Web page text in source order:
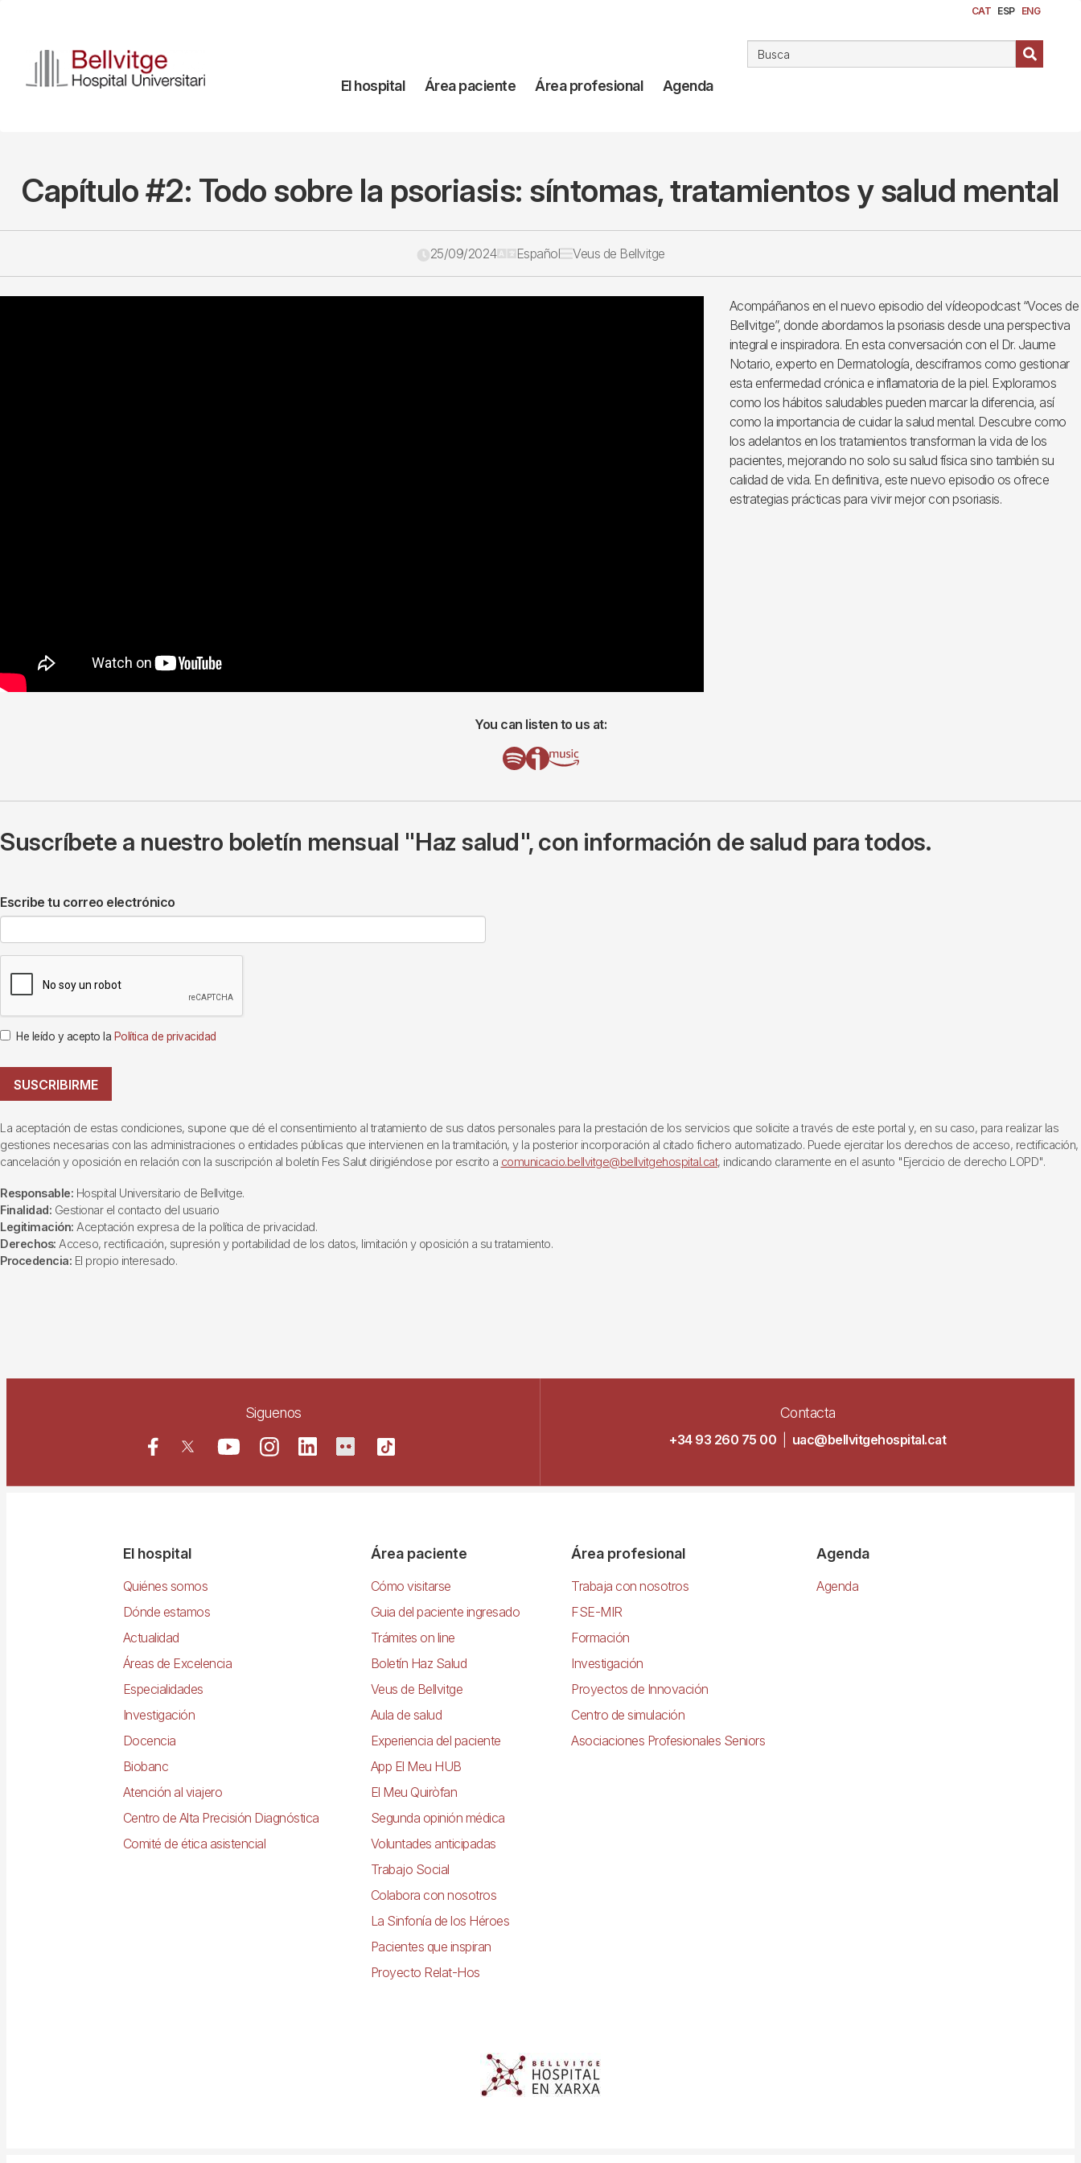
contenido
principal
CAT ESP ENG
Navegación
El hospital Área paciente Área profesional Agenda
Capítulo #2: Todo sobre la psoriasis: síntomas, tratamientos y salud mental
25/09/2024 Español Veus de Bellvitge
Acompáñanos en el nuevo episodio del vídeopodcast “Voces de
Bellvitge”, donde abordamos la psoriasis desde una perspectiva
integral e inspiradora. En esta conversación con el Dr. Jaume
Notario, experto en Dermatología, desciframos como gestionar
esta enfermedad crónica e inflamatoria de la piel. Exploramos
como los hábitos saludables pueden marcar la diferencia, así
como la importancia de cuidar la salud mental. Descubre como
los adelantos en los tratamientos transforman la vida de los
pacientes, mejorando no solo su salud física sino también su
calidad de vida. En definitiva, este nuevo episodio os ofrece
estrategias prácticas para vivir mejor con psoriasis.
You can listen to us at:
Suscríbete a nuestro boletín mensual "Haz salud", con información de salud para todos.
Escribe tu correo electrónico
He leído y acepto la Política de privacidad
SUSCRIBIRME
La aceptación de estas condiciones, supone que dé el consentimiento al tratamiento de sus datos personales para la prestación de los servicios que solicite a través de este portal y, en su caso, para realizar las
gestiones necesarias con las administraciones o entidades públicas que intervienen en la tramitación, y la posterior incorporación al citado fichero automatizado. Puede ejercitar los derechos de acceso, rectificación,
cancelación y oposición en relación con la suscripción al boletín Fes Salut dirigiéndose por escrito a comunicacio.bellvitge@bellvitgehospital.cat, indicando claramente en el asunto "Ejercicio de derecho LOPD".
Responsable: Hospital Universitario de Bellvitge.
Finalidad: Gestionar el contacto del usuario
Legitimación: Aceptación expresa de la política de privacidad.
Derechos: Acceso, rectificación, supresión y portabilidad de los datos, limitación y oposición a su tratamiento.
Procedencia: El propio interesado.
Siguenos Contacta
+34 93 260 75 00 uac@bellvitgehospital.cat
NavegacióEl hospital
Quiénes somos
Dónde estamos
Actualidad
Áreas de Excelencia
Especialidades
Investigación
Docencia
Biobanc
Atención al viajero
Centro de Alta Precisión Diagnóstica
Comité de ética asistencial
Área paciente
Cómo visitarse
Guia del paciente ingresado
Trámites on line
Boletín Haz Salud
Veus de Bellvitge
Aula de salud
Experiencia del paciente
App El Meu HUB
El Meu Quiròfan
Segunda opinión médica
Voluntades anticipadas
Trabajo Social
Colabora con nosotros
La Sinfonía de los Héroes
Pacientes que inspiran
Proyecto Relat-Hos
Área profesional
Trabaja con nosotros
FSE-MIR
Formación
Investigación
Proyectos de Innovación
Centro de simulación
Asociaciones Profesionales Seniors
Agenda
Agenda